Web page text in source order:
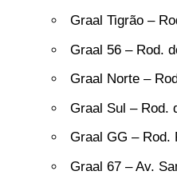
Graal Tigrão –
Graal 56 – Rod.
Graal Norte –
Graal Sul – Rod.
Graal GG – Rod.
Graal 67 – Av.